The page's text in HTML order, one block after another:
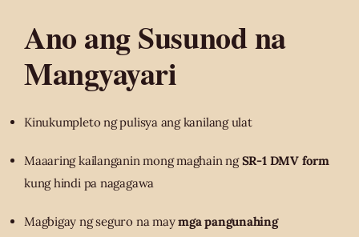
Ano ang Susunod na
Mangyayari
Kinukumpleto ng pulisya ang kanilang ulat
Maaaring kailanganin mong maghain ngSR-1 DMV form
kung hindi pa nagagawa
Magbigay ng seguro na maymga pangunahing